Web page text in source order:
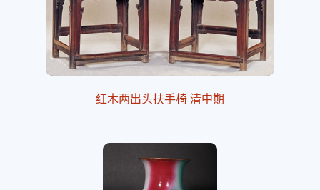
红木两出头扶手椅 清中期